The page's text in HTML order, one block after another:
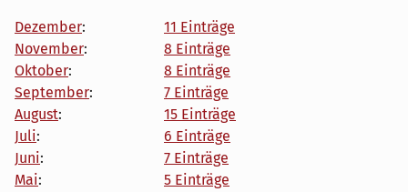
Dezember:
11 Einträge
November:
8 Einträge
Oktober:
8 Einträge
September:
7 Einträge
August:
15 Einträge
Juli:
6 Einträge
Juni:
7 Einträge
Mai:
5 Einträge